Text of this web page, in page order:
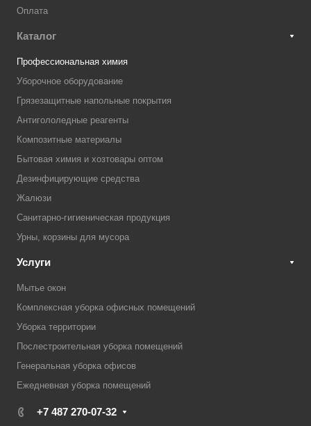
Оплата
Каталог
Профессиональная химия
Уборочное оборудование
Грязезащитные напольные покрытия
Антигололедные реагенты
Композитные материалы
Бытовая химия и хозтовары оптом
Дезинфицирующие средства
Жалюзи
Санитарно-гигиеническая продукция
Урны, корзины для мусора
Услуги
Мытье окон
Комплексная уборка офисных помещений
Уборка территории
Послестроительная уборка помещений
Генеральная уборка офисов
Ежедневная уборка помещений
+7 487 270-07-32